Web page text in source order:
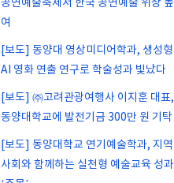
공연예술축제서 한국 공연예술 위상 높
여
[보도] 동양대 영상미디어학과, 생성형
AI 영화 연출 연구로 학술성과 빛났다
[보도] ㈜고려관광여행사 이지훈 대표,
동양대학교에 발전기금 300만 원 기탁
[보도] 동양대학교 연기예술학과, 지역
사회와 함께하는 실천형 예술교육 성과